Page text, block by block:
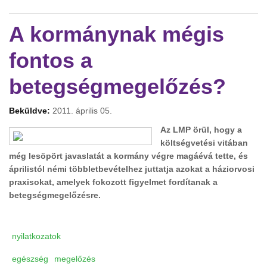
A kormánynak mégis
fontos a
betegségmegelőzés?
Beküldve: 2011. április 05.
Az LMP örül, hogy a
költségvetési vitában
még lesöpört javaslatát a kormány végre magáévá tette, és
áprilistól némi többletbevételhez juttatja azokat a háziorvosi
praxisokat, amelyek fokozott figyelmet fordítanak a
betegségmegelőzésre.
nyilatkozatok
egészség megelőzés